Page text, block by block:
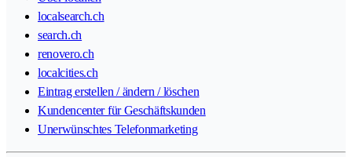
localsearch.ch
search.ch
renovero.ch
localcities.ch
Eintrag erstellen / ändern / löschen
Kundencenter für Geschäftskunden
Unerwünschtes Telefonmarketing